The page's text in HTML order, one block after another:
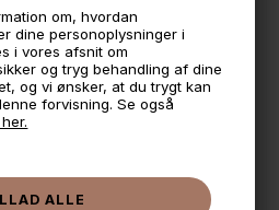
om, hvordan
dine personoplysninger i
i vores afsnit om
og tryg behandling af dine
og vi ønsker, at du trygt kan
forvisning. Se også
er den på lager